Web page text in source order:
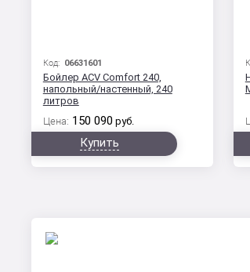
Код: 06631601
Бойлер ACV Comfort 240,
напольный/настенный, 240
литров
Цена: 150 090 руб.
Купить